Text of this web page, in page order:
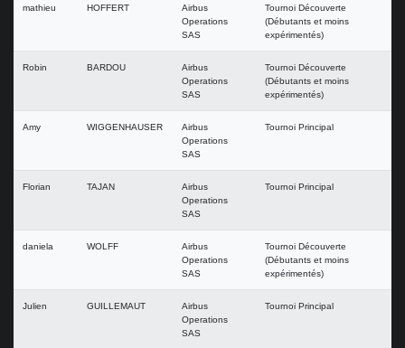
mathieu HOFFERT
Airbus
Operations
SAS
Tournoi Découverte
(Débutants et moins
expérimentés)
Robin BARDOU
Airbus
Operations
SAS
Tournoi Découverte
(Débutants et moins
expérimentés)
Amy WIGGENHAUSER
Airbus
Operations
SAS
Tournoi Principal
Florian TAJAN
Airbus
Operations
SAS
Tournoi Principal
daniela WOLFF
Airbus
Operations
SAS
Tournoi Découverte
(Débutants et moins
expérimentés)
Julien GUILLEMAUT
Airbus
Operations
SAS
Tournoi Principal